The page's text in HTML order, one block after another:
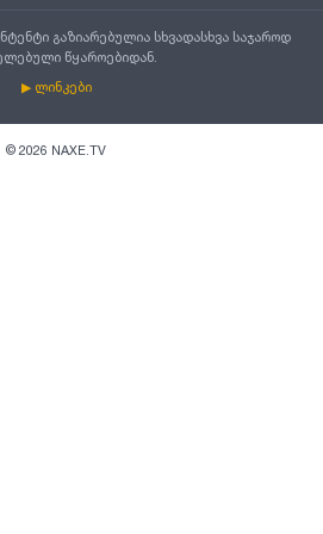
გაზიარებულია სხვადასხვა საჯაროდ
წყაროებიდან.
▶ ლინკები
© 2026 NAXE.TV